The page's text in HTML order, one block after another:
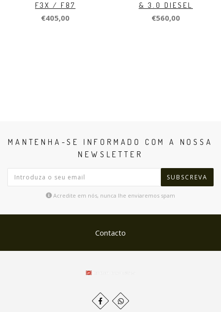
F3X / F87
€405,00
& 3.0 DIESEL
€560,00
MANTENHA-SE INFORMADO COM A NOSSA
NEWSLETTER
SUBSCREVA
Acredite em nós, nunca lhe enviaremos spam
Contacto